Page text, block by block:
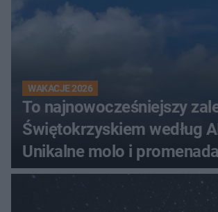
WAKACJE 2026
To najnowocześniejszy
Świętokrzyskiem według
Unikalne molo i promenada